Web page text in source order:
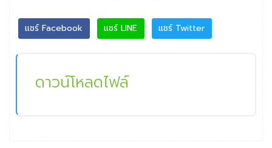
แชร์ Facebook แชร์ LINE แชร์ Twitter
ดาวน์โหลดไฟล์